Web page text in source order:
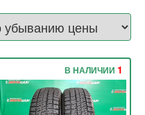
В НАЛИЧИИ 1